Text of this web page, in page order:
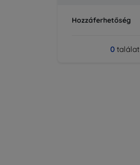
Hozzáferhetőség
0 találat